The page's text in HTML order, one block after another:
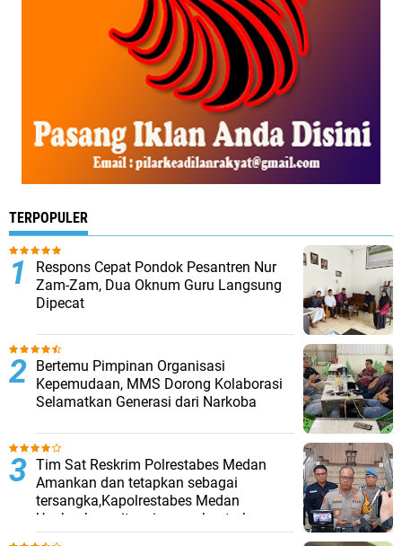
TERPOPULER
Respons Cepat Pondok Pesantren Nur
Zam-Zam, Dua Oknum Guru Langsung
Dipecat
Bertemu Pimpinan Organisasi
Kepemudaan, MMS Dorong Kolaborasi
Selamatkan Generasi dari Narkoba
Tim Sat Reskrim Polrestabes Medan
Amankan dan tetapkan sebagai
tersangka,Kapolrestabes Medan
Ungkapkan, situasi pasca bentrokan
telah kembali kondusif.